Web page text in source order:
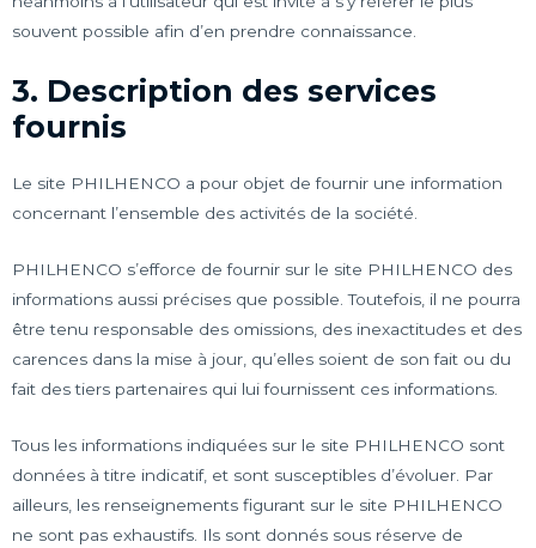
souvent possible afin d’en prendre connaissance.
3. Description des services
fournis
Le site PHILHENCO a pour objet de fournir une information
concernant l’ensemble des activités de la société.
PHILHENCO s’efforce de fournir sur le site PHILHENCO des
informations aussi précises que possible. Toutefois, il ne pourra
être tenu responsable des omissions, des inexactitudes et des
carences dans la mise à jour, qu’elles soient de son fait ou du
fait des tiers partenaires qui lui fournissent ces informations.
Tous les informations indiquées sur le site PHILHENCO sont
données à titre indicatif, et sont susceptibles d’évoluer. Par
ailleurs, les renseignements figurant sur le site PHILHENCO
ne sont pas exhaustifs. Ils sont donnés sous réserve de